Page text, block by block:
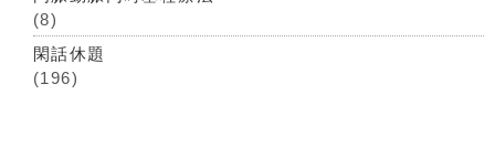
(8)
閑話休題
(196)